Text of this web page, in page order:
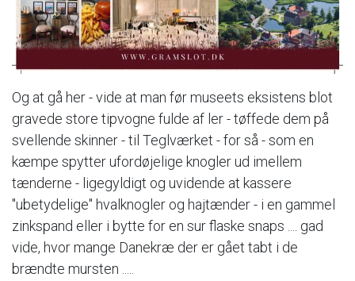
Og at gå her - vide at man før museets eksistens blot
gravede store tipvogne fulde af ler - tøffede dem på
svellende skinner - til Teglværket - for så - som en
kæmpe spytter ufordøjelige knogler ud imellem
tænderne - ligegyldigt og uvidende at kassere
"ubetydelige" hvalknogler og hajtænder - i en gammel
zinkspand eller i bytte for en sur flaske snaps .... gad
vide, hvor mange Danekræ der er gået tabt i de
brændte mursten .....